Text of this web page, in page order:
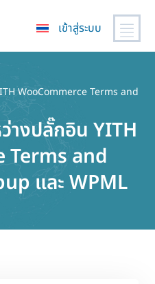
เข้าสู่ระบบ
WooCommerce Terms and
างปลั๊กอิน YITH
Terms and
และ WPML